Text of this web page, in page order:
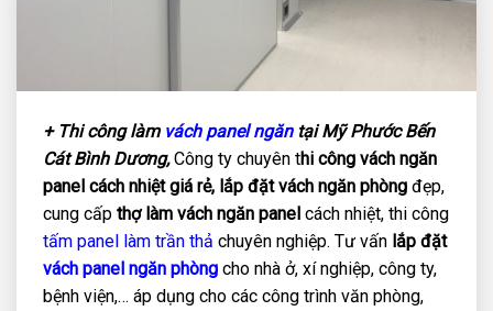
+ Thi công làm vách panelngăntại Mỹ Phước Bến
Cát Bình Dương,Công ty chuyên thi công vách ngăn
panel cách nhiệt giá rẻ, lắp đặt vách ngăn phòng đẹp,
cung cấp thợ làm vách ngăn panel cách nhiệt, thi công
tấm panel làm trần thả chuyên nghiệp. Tư vấn lắp đặt
vách panel ngăn phòng cho nhà ở, xí nghiệp, công ty,
bệnh viện,… áp dụng cho các công trình văn phòng,